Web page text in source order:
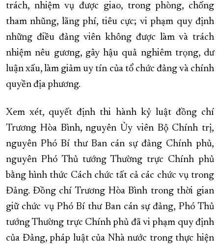
trách, nhiệm vụ được giao, trong phòng, chống
tham nhũng, lãng phí, tiêu cực; vi phạm quy định
những điều đảng viên không được làm và trách
nhiệm nêu gương, gây hậu quả nghiêm trọng, dư
luận xấu, làm giảm uy tín của tổ chức đảng và chính
quyền địa phương.
Xem xét, quyết định thi hành kỷ luật đồng chí
Trương Hòa Bình, nguyên Ủy viên Bộ Chính trị,
nguyên Phó Bí thư Ban cán sự đảng Chính phủ,
nguyên Phó Thủ tướng Thường trực Chính phủ
bằng hình thức Cách chức tất cả các chức vụ trong
Đảng. Đồng chí Trương Hòa Bình trong thời gian
giữ chức vụ Phó Bí thư Ban cán sự đảng, Phó Thủ
tướng Thường trực Chính phủ đã vi phạm quy định
của Đảng, pháp luật của Nhà nước trong thực hiện